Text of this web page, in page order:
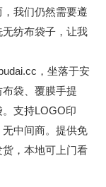
我们仍然需要遵
纺布袋子，让我
，坐落于安
袋、覆膜手提
支持LOGO印
中间商。提供免
，本地可上门看